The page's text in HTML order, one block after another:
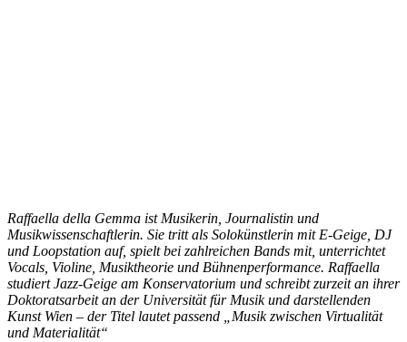
Raffaella della Gemma ist Musikerin, Journalistin und
Musikwissenschaftlerin. Sie tritt als Solokünstlerin mit E-Geige, DJ
und Loopstation auf, spielt bei zahlreichen Bands mit, unterrichtet
Vocals, Violine, Musiktheorie und Bühnenperformance. Raffaella
studiert Jazz-Geige am Konservatorium und schreibt zurzeit an ihrer
Doktoratsarbeit an der Universität für Musik und darstellenden
Kunst Wien – der Titel lautet passend „Musik zwischen Virtualität
und Materialität“